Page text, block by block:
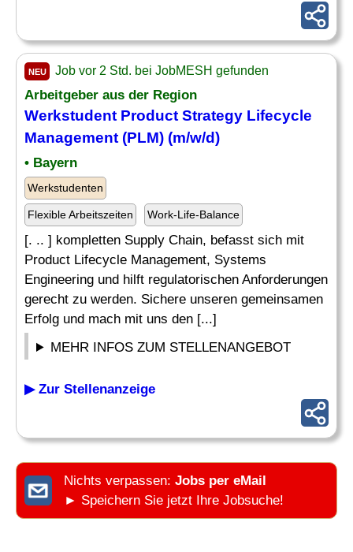
NEU Job vor 2 Std. bei JobMESH gefunden
Arbeitgeber aus der Region
Werkstudent Product Strategy Lifecycle
Management (PLM) (m/w/d)
• Bayern
Werkstudenten
Flexible Arbeitszeiten Work-Life-Balance
[. .. ] kompletten Supply Chain, befasst sich mit
Product Lifecycle Management, Systems
Engineering und hilft regulatorischen Anforderungen
gerecht zu werden. Sichere unseren gemeinsamen
Erfolg und mach mit uns den [...]
MEHR INFOS ZUM STELLENANGEBOT
▶ Zur Stellenanzeige
Nichts verpassen: Jobs per eMail
► Speichern Sie jetzt Ihre Jobsuche!